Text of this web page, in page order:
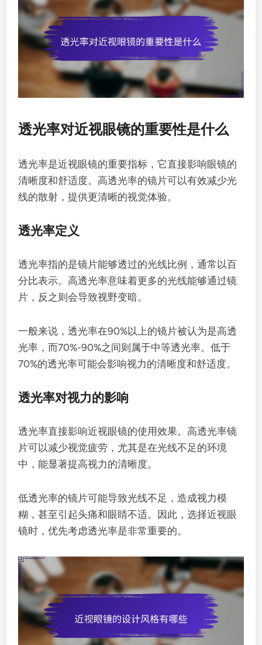
透光率对近视眼镜的重要性是什么
透光率是近视眼镜的重要指标，它直接影响眼镜的
清晰度和舒适度。高透光率的镜片可以有效减少光
线的散射，提供更清晰的视觉体验。
透光率定义
透光率指的是镜片能够透过的光线比例，通常以百
分比表示。高透光率意味着更多的光线能够通过镜
片，反之则会导致视野变暗。
一般来说，透光率在90%以上的镜片被认为是高透
光率，而70%-90%之间则属于中等透光率。低于
70%的透光率可能会影响视力的清晰度和舒适度。
透光率对视力的影响
透光率直接影响近视眼镜的使用效果。高透光率镜
片可以减少视觉疲劳，尤其是在光线不足的环境
中，能显著提高视力的清晰度。
低透光率的镜片可能导致光线不足，造成视力模
糊，甚至引起头痛和眼睛不适。因此，选择近视眼
镜时，优先考虑透光率是非常重要的。